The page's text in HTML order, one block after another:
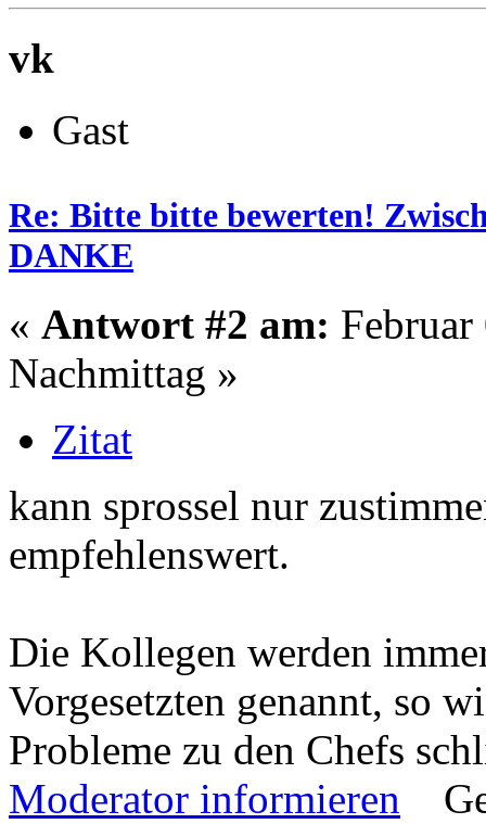
vk
Gast
Re: Bitte bitte bewerten!
DANKE
« Antwort #2 am:
Nachmittag »
Zitat
kann sprossel nur
empfehlenswert.
Die Kollegen werden
Vorgesetzten genannt, so
Probleme zu den Chefs
Moderator informieren